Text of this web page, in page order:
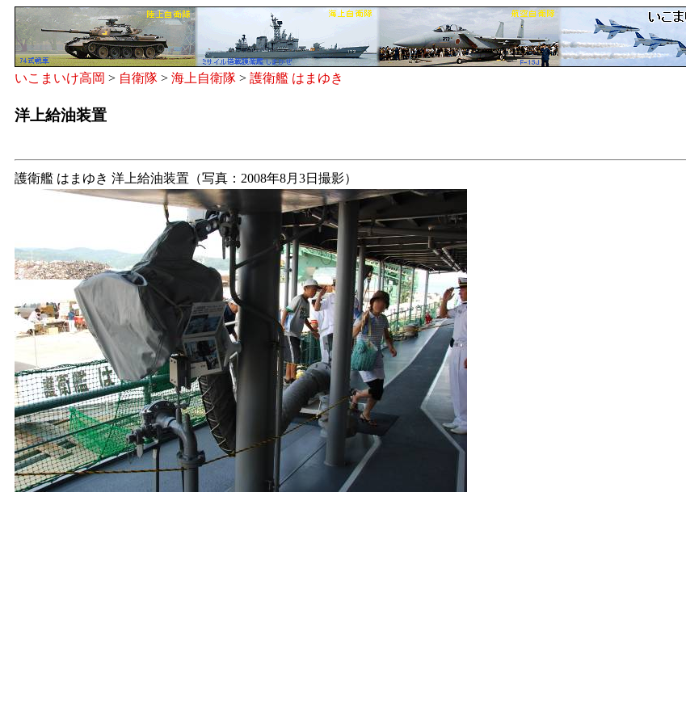
いこまいけ高岡 > 自衛隊 > 海上自衛隊 > 護衛艦 はまゆき
洋上給油装置
護衛艦 はまゆき 洋上給油装置（写真：2008年8月3日撮影）